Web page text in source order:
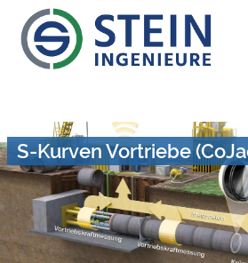
zum
Inhalt
Main
navigation
S-Kurven Vortriebe